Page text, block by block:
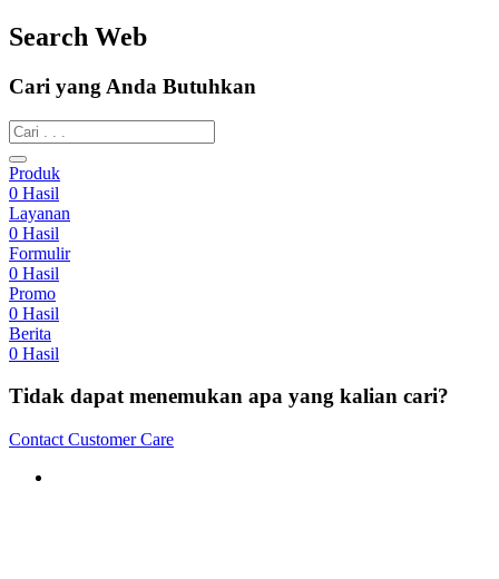
Search Web
Cari yang Anda Butuhkan
Produk
0 Hasil
Layanan
0 Hasil
Formulir
0 Hasil
Promo
0 Hasil
Berita
0 Hasil
Tidak dapat menemukan apa yang kalian cari?
Contact Customer Care